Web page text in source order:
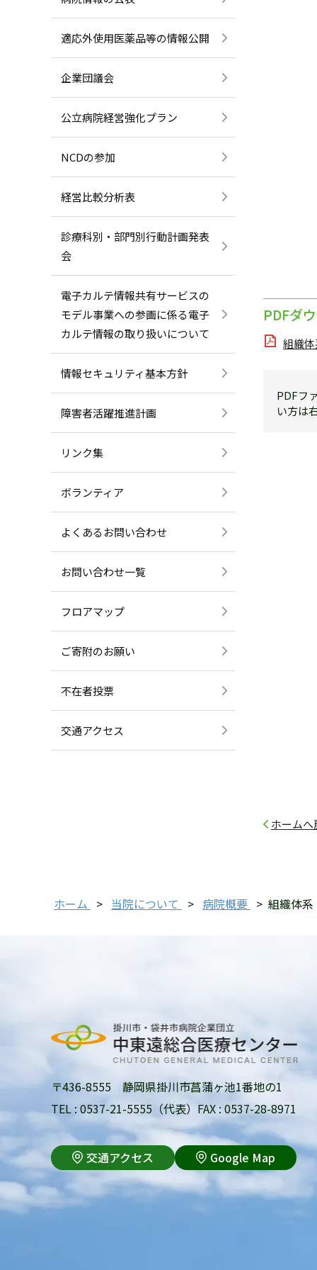
PDFダ
組織
PDFフ
い方は
適応外使用医薬品等の情報公開
企業団議会
公立病院経営強化プラン
NCDの参加
経営比較分析表
診療科別・部門別行動計画発表
会
電子カルテ情報共有サービスの
モデル事業への参画に係る電子
カルテ情報の取り扱いについて
情報セキュリティ基本方針
障害者活躍推進計画
リンク集
ボランティア
よくあるお問い合わせ
お問い合わせ一覧
フロアマップ
ご寄附のお願い
不在者投票
交通アクセス
ホームへ
ホーム > 当院について > 病院概要 > 組織体系
〒436-8555 静岡県掛川市菖蒲ヶ池1番地の1
TEL : 0537-21-5555（代表） FAX : 0537-28-8971
交通アクセス Google Map